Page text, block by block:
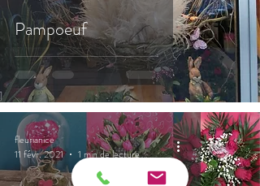
Pampoeuf
fleurianice
11 févr. 2021
1 min de lecture